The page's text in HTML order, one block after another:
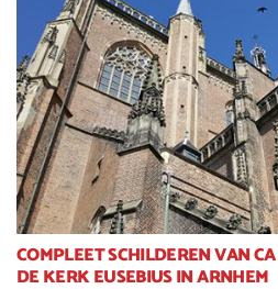
COMPLEET SCHILDEREN VAN
DE KERK EUSEBIUS IN ARNHEM